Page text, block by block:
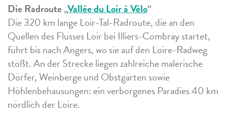
Die Radroute „Vallée du Loir à Vélo“
Die 320 km lange Loir-Tal-Radroute, die an den
Quellen des Flusses Loir bei Illiers-Combray startet,
führt bis nach Angers, wo sie auf den Loire-Radweg
stößt. An der Strecke liegen zahlreiche malerische
Dörfer, Weinberge und Obstgärten sowie
Höhlenbehausungen: ein verborgenes Paradies 40 km
nördlich der Loire.